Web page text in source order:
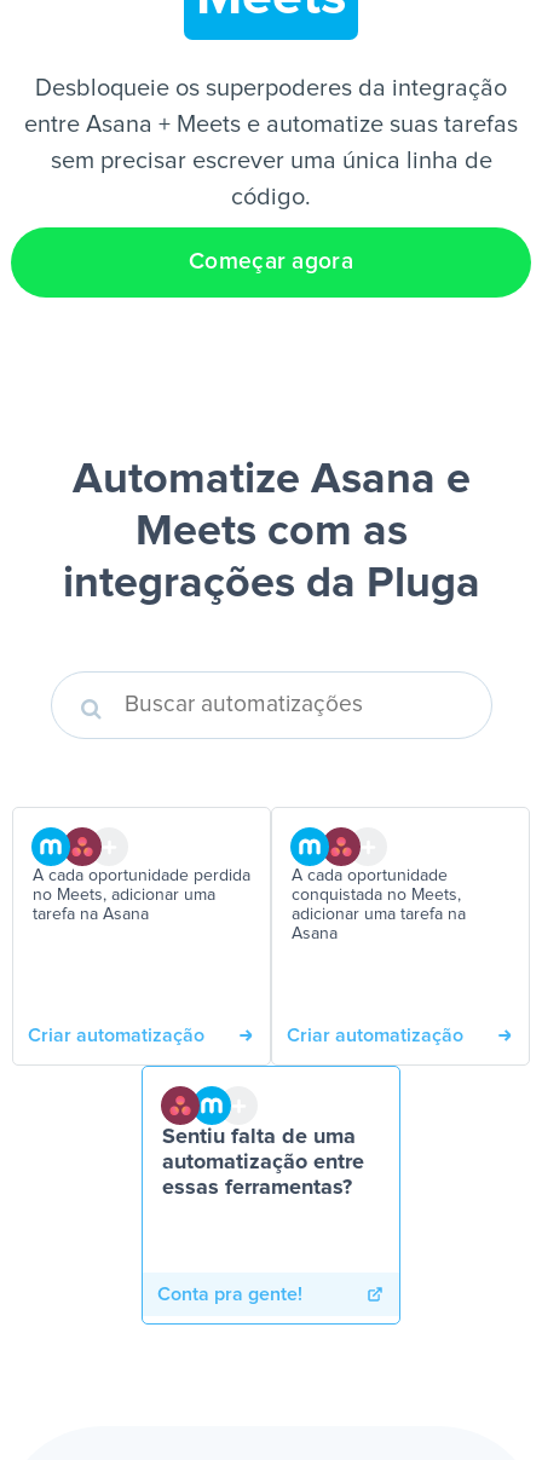
Desbloqueie os superpoderes da integração
entre Asana + Meets e automatize suas tarefas
sem precisar escrever uma única linha de
código.
Começar agora
Automatize Asana e
Meets com as
integrações da Pluga
A cada oportunidade perdida
no Meets, adicionar uma
tarefa na Asana
Criar automatização
A cada oportunidade
conquistada no Meets,
adicionar uma tarefa na
Asana
Criar automatização
Sentiu falta de uma
automatização entre
essas ferramentas?
Conta pra gente!